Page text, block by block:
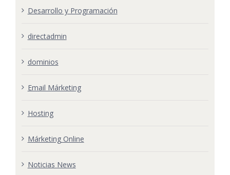
Desarrollo y Programación
directadmin
dominios
Email Márketing
Hosting
Márketing Online
Noticias News